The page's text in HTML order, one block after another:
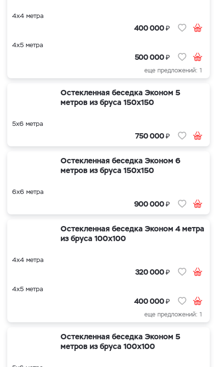
4х4 метра
400 000₽
4х5 метра
500 000₽
еще предложений: 1
Остекленная беседка Эконом 5
метров из бруса 150х150
5х6 метра
750 000₽
Остекленная беседка Эконом 6
метров из бруса 150х150
6х6 метра
900 000₽
Остекленная беседка Эконом 4 метра
из бруса 100х100
4х4 метра
320 000₽
4х5 метра
400 000₽
еще предложений: 1
Остекленная беседка Эконом 5
метров из бруса 100х100